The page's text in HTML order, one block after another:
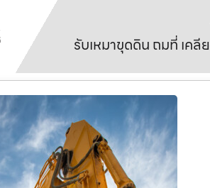
รับเหมาขุดดิน ถมที่ เค